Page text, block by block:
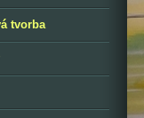
tvorba